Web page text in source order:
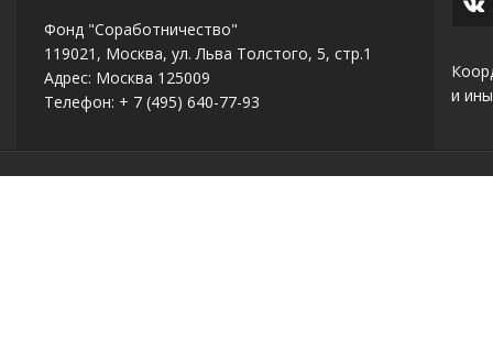
Фонд "Соработничество"
119021, Москва, ул. Льва Толстого, 5, стр.1
Адрес: Москва 125009
Телефон: + 7 (495) 640-77-93
и